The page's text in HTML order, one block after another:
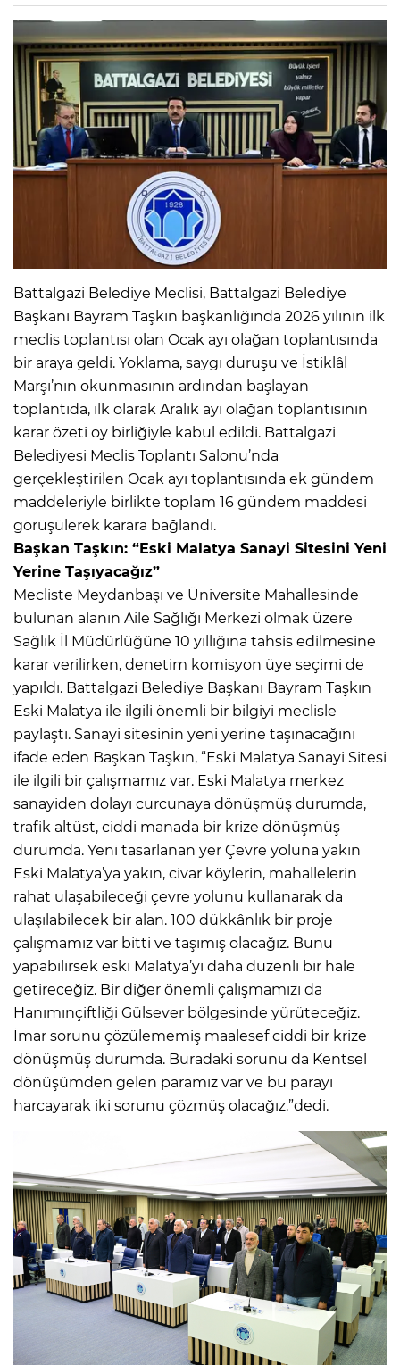
Battalgazi Belediye Meclisi, Battalgazi Belediye
Başkanı Bayram Taşkın başkanlığında 2026 yılının ilk
meclis toplantısı olan Ocak ayı olağan toplantısında
bir araya geldi. Yoklama, saygı duruşu ve İstiklâl
Marşı’nın okunmasının ardından başlayan
toplantıda, ilk olarak Aralık ayı olağan toplantısının
karar özeti oy birliğiyle kabul edildi. Battalgazi
Belediyesi Meclis Toplantı Salonu’nda
gerçekleştirilen Ocak ayı toplantısında ek gündem
maddeleriyle birlikte toplam 16 gündem maddesi
görüşülerek karara bağlandı.
Başkan Taşkın: “Eski Malatya Sanayi Sitesini Yeni
Yerine Taşıyacağız”
Mecliste Meydanbaşı ve Üniversite Mahallesinde
bulunan alanın Aile Sağlığı Merkezi olmak üzere
Sağlık İl Müdürlüğüne 10 yıllığına tahsis edilmesine
karar verilirken, denetim komisyon üye seçimi de
yapıldı. Battalgazi Belediye Başkanı Bayram Taşkın
Eski Malatya ile ilgili önemli bir bilgiyi meclisle
paylaştı. Sanayi sitesinin yeni yerine taşınacağını
ifade eden Başkan Taşkın, “Eski Malatya Sanayi Sitesi
ile ilgili bir çalışmamız var. Eski Malatya merkez
sanayiden dolayı curcunaya dönüşmüş durumda,
trafik altüst, ciddi manada bir krize dönüşmüş
durumda. Yeni tasarlanan yer Çevre yoluna yakın
Eski Malatya’ya yakın, civar köylerin, mahallelerin
rahat ulaşabileceği çevre yolunu kullanarak da
ulaşılabilecek bir alan. 100 dükkânlık bir proje
çalışmamız var bitti ve taşımış olacağız. Bunu
yapabilirsek eski Malatya’yı daha düzenli bir hale
getireceğiz. Bir diğer önemli çalışmamızı da
Hanımınçiftliği Gülsever bölgesinde yürüteceğiz.
İmar sorunu çözülememiş maalesef ciddi bir krize
dönüşmüş durumda. Buradaki sorunu da Kentsel
dönüşümden gelen paramız var ve bu parayı
harcayarak iki sorunu çözmüş olacağız.”dedi.